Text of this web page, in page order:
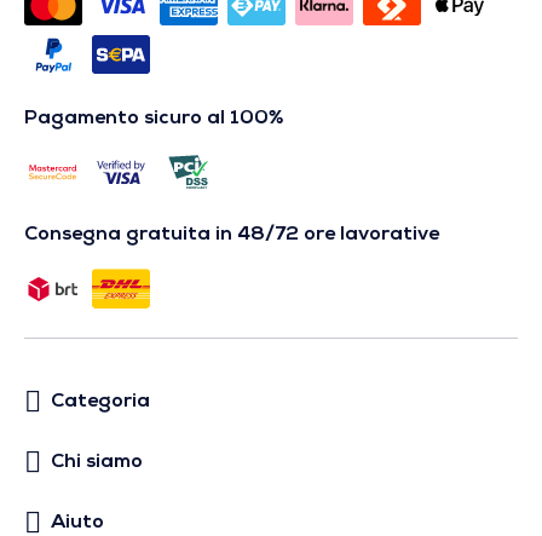
Pagamento sicuro al 100%
Consegna gratuita in 48/72 ore lavorative
Categoria
Chi siamo
Aiuto